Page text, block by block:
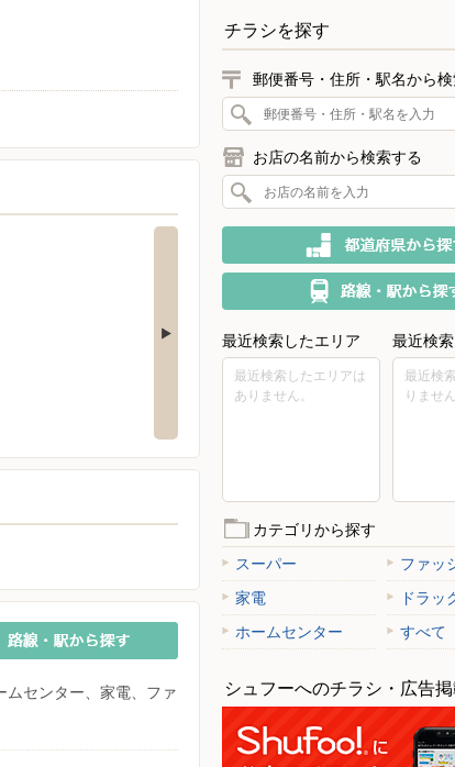
ムセンター、家電、ファ
チラシを探す
郵便番号・住所・駅名から
お店の名前から検索する
最近検索したエリア
最近検索したエリアは
ありません。
最近検
最近検
りません
カテゴリから探す
スーパー
ファッ
家電
ドラッ
ホームセンター
すべて
シュフーへのチラシ・広告